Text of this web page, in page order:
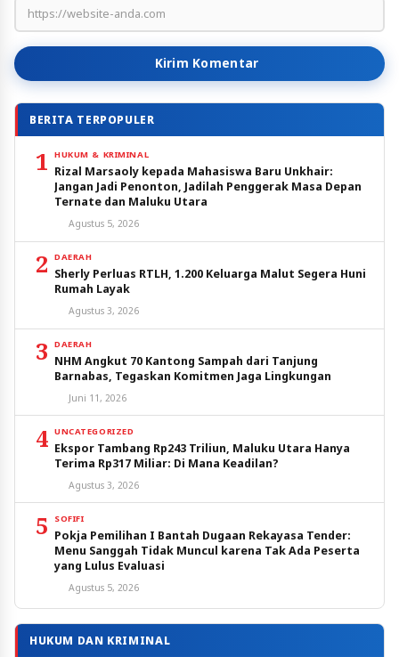
Kirim Komentar
BERITA TERPOPULER
1 HUKUM & KRIMINAL
Rizal Marsaoly kepada Mahasiswa Baru Unkhair:
Jangan Jadi Penonton, Jadilah Penggerak Masa Depan
Ternate dan Maluku Utara
Agustus 5, 2026
2 DAERAH
Sherly Perluas RTLH, 1.200 Keluarga Malut Segera Huni
Rumah Layak
Agustus 3, 2026
3 DAERAH
NHM Angkut 70 Kantong Sampah dari Tanjung
Barnabas, Tegaskan Komitmen Jaga Lingkungan
Juni 11, 2026
4 UNCATEGORIZED
Ekspor Tambang Rp243 Triliun, Maluku Utara Hanya
Terima Rp317 Miliar: Di Mana Keadilan?
Agustus 3, 2026
5 SOFIFI
Pokja Pemilihan I Bantah Dugaan Rekayasa Tender:
Menu Sanggah Tidak Muncul karena Tak Ada Peserta
yang Lulus Evaluasi
Agustus 5, 2026
HUKUM DAN KRIMINAL